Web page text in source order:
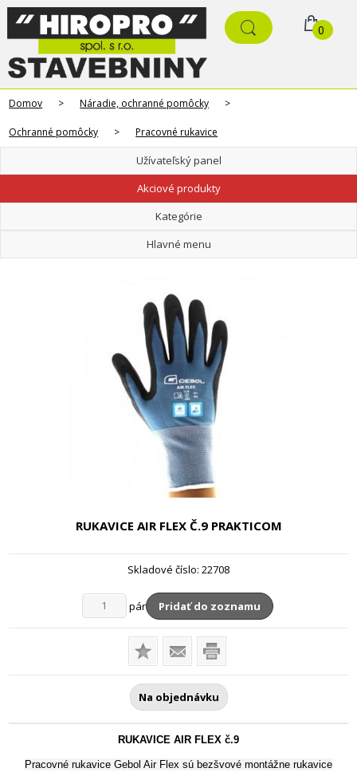
0
Domov > Náradie, ochranné pomôcky >
Ochranné pomôcky > Pracovné rukavice
Užívateľský panel
Akciové produkty
Kategórie
Hlavné menu
RUKAVICE AIR FLEX Č.9 PRAKTICOM
Skladové číslo: 22708
pár Pridať do zoznamu
Na objednávku
RUKAVICE AIR FLEX č.9
Pracovné rukavice Gebol Air Flex sú bezšvové montážne rukavice